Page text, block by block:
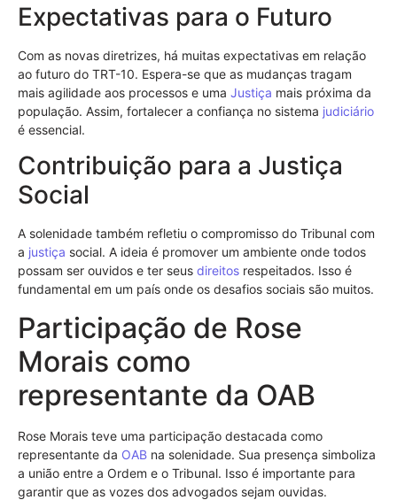
Expectativas para o Futuro
Com as novas diretrizes, há muitas expectativas em relação
ao futuro do TRT-10. Espera-se que as mudanças tragam
mais agilidade aos processos e uma Justiça mais próxima da
população. Assim, fortalecer a confiança no sistema judiciário
é essencial.
Contribuição para a Justiça
Social
A solenidade também refletiu o compromisso do Tribunal com
a justiça social. A ideia é promover um ambiente onde todos
possam ser ouvidos e ter seus direitos respeitados. Isso é
fundamental em um país onde os desafios sociais são muitos.
Participação de Rose
Morais como
representante da OAB
Rose Morais teve uma participação destacada como
representante da OAB na solenidade. Sua presença simboliza
a união entre a Ordem e o Tribunal. Isso é importante para
garantir que as vozes dos advogados sejam ouvidas.